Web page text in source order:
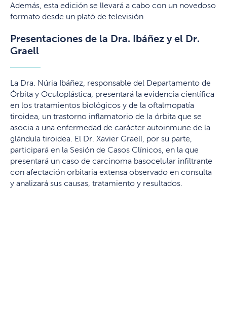
Además, esta edición se llevará a cabo con un novedoso
formato desde un plató de televisión.
Presentaciones de la Dra. Ibáñez y el Dr.
Graell
La Dra. Núria Ibáñez, responsable del Departamento de
Órbita y Oculoplástica, presentará la evidencia científica
en los tratamientos biológicos y de la oftalmopatía
tiroidea, un trastorno inflamatorio de la órbita que se
asocia a una enfermedad de carácter autoinmune de la
glándula tiroidea. El Dr. Xavier Graell, por su parte,
participará en la Sesión de Casos Clínicos, en la que
presentará un caso de carcinoma basocelular infiltrante
con afectación orbitaria extensa observado en consulta
y analizará sus causas, tratamiento y resultados.